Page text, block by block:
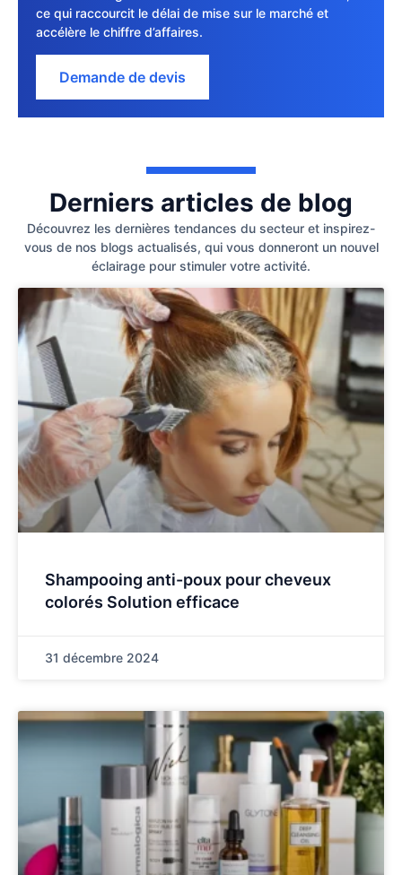
ce qui raccourcit le délai de mise sur le marché et
accélère le chiffre d’affaires.
Demande de devis
Derniers articles de blog
Découvrez les dernières tendances du secteur et inspirez-
vous de nos blogs actualisés, qui vous donneront un nouvel
éclairage pour stimuler votre activité.
Shampooing anti-poux pour cheveux
colorés Solution efficace
31 décembre 2024